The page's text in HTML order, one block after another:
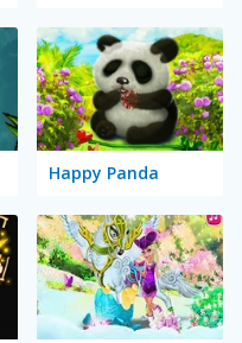
Happy Panda